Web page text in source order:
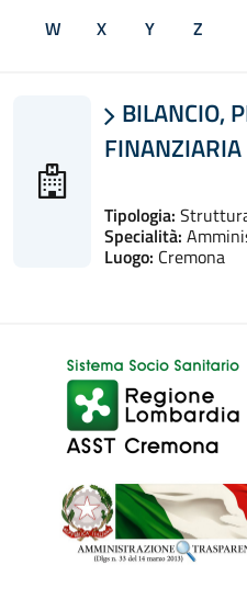
W
X Y Z
 BILANCIO,
FINANZIARIA
Tipologia:
Specialità:
Luogo: Cremona